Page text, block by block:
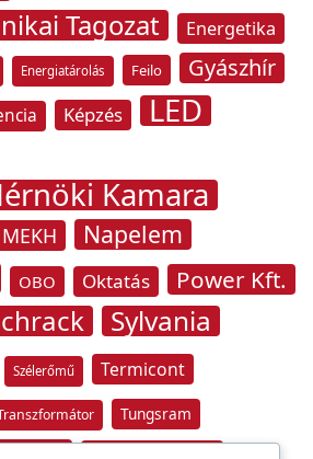
Tagozat Energetika
Energiatárolás Feilo Gyászhír
Képzés LED
Kamara
MEKH Napelem
OBO Oktatás Power Kft.
Sylvania
Szélerőmű Termicont
Tungsram